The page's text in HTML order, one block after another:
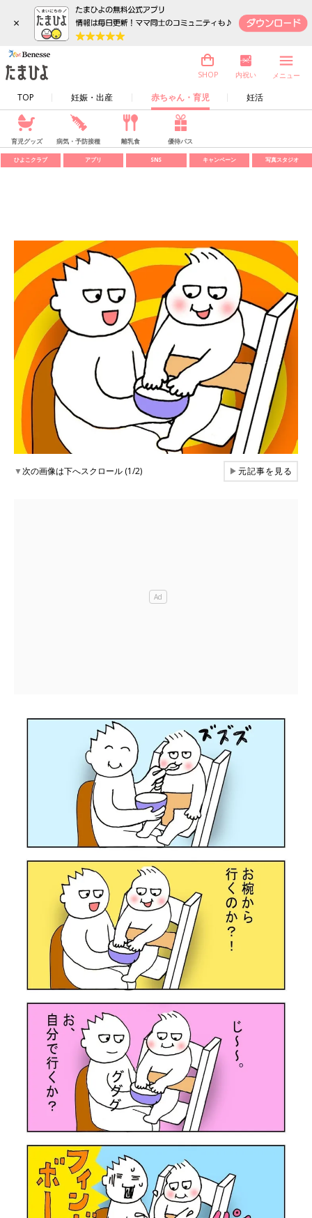
×
TOP 妊娠・出産 赤ちゃん・育児 妊活
SHOP 内祝い メニュー
育児グッズ 病気・予防接種 離乳食 優待パス
ひよこクラブ アプリ SNS キャンペーン 写真スタジオ
▼次の画像は下へスクロール (1/2) ▶元記事を見る